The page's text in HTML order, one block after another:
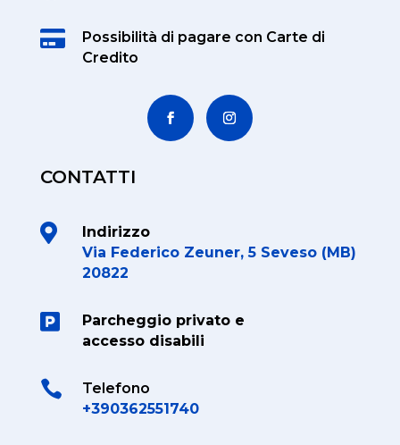
 Possibilità di pagare con Carte di
Credito
CONTATTI

Indirizzo
Via Federico Zeuner, 5 Seveso (MB)
20822

Parcheggio privato e
accesso disabili

Telefono
+390362551740